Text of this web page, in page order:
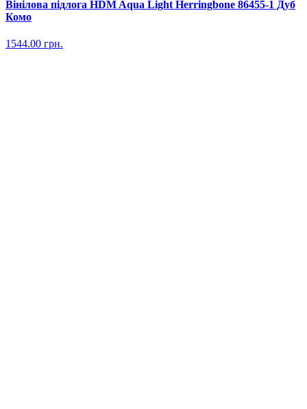
Вінілова підлога HDM Aqua Light Herringbone 86455-1 Дуб
Комо
1544.00 грн.